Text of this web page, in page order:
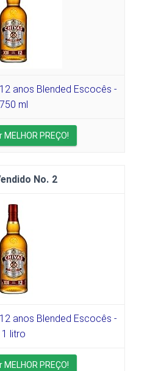
anos Blended Escocês -
750 ml
PREÇO!
2
anos Blended Escocês -
1 litro
PREÇO!